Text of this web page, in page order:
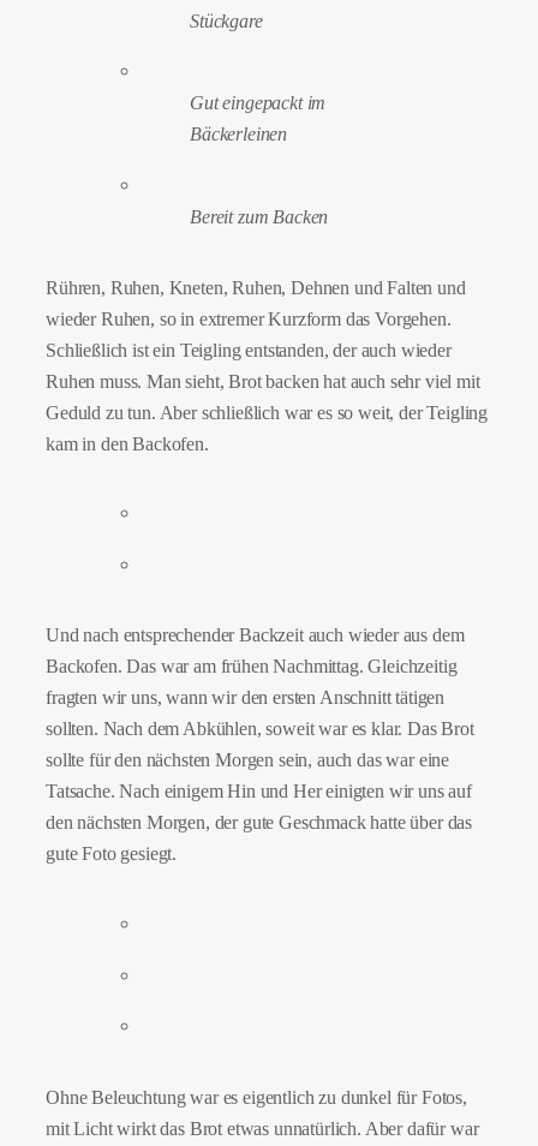
Stückgare
Gut eingepackt im
Bäckerleinen
Bereit zum Backen
Rühren, Ruhen, Kneten, Ruhen, Dehnen und Falten und
wieder Ruhen, so in extremer Kurzform das Vorgehen.
Schließlich ist ein Teigling entstanden, der auch wieder
Ruhen muss. Man sieht, Brot backen hat auch sehr viel mit
Geduld zu tun. Aber schließlich war es so weit, der Teigling
kam in den Backofen.
Und nach entsprechender Backzeit auch wieder aus dem
Backofen. Das war am frühen Nachmittag. Gleichzeitig
fragten wir uns, wann wir den ersten Anschnitt tätigen
sollten. Nach dem Abkühlen, soweit war es klar. Das Brot
sollte für den nächsten Morgen sein, auch das war eine
Tatsache. Nach einigem Hin und Her einigten wir uns auf
den nächsten Morgen, der gute Geschmack hatte über das
gute Foto gesiegt.
Ohne Beleuchtung war es eigentlich zu dunkel für Fotos,
mit Licht wirkt das Brot etwas unnatürlich. Aber dafür war